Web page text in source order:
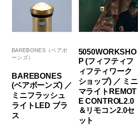
BAREBONES（ベアボ
ーンズ）
BAREBONES
(ベアボーンズ) ／
ミニフラッシュ
ライトLED ブラ
ス
5050WORKSHO
P (フィフティフ
ィフティワーク
ショップ) ／ ミニ
マライトREMOT
E CONTROL2.0
＆リモコン2.0セ
ット